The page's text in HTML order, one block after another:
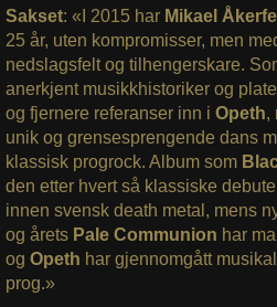
Sakset: «I 2015 har Mikael
25 år, uten kompromisser, men
nedslagsfelt og tilhengerskare.
anerkjent musikkhistoriker og
og fjernere referanser inn i Opeth,
unik og grensesprengende dans
klassisk progrock. Album som
den etter hvert så klassiske
innen svensk death metal, mens
og årets Pale Communion har
og Opeth har gjennomgått
prog.»